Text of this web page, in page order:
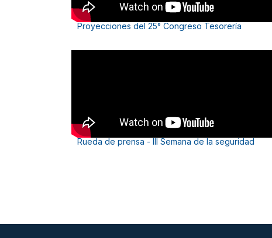
Proyecciones del 25° Congreso Tesorería
Rueda de prensa - III Semana de la seguridad